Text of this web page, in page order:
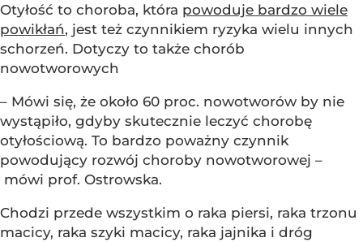
Otyłość to choroba, która powoduje bardzo wiele
powikłań, jest też czynnikiem ryzyka wielu innych
schorzeń. Dotyczy to także chorób
nowotworowych
– Mówi się, że około 60 proc. nowotworów by nie
wystąpiło, gdyby skutecznie leczyć chorobę
otyłościową. To bardzo poważny czynnik
powodujący rozwój choroby nowotworowej –
mówi prof. Ostrowska.
Chodzi przede wszystkim o raka piersi, raka trzonu
macicy, raka szyki macicy, raka jajnika i dróg